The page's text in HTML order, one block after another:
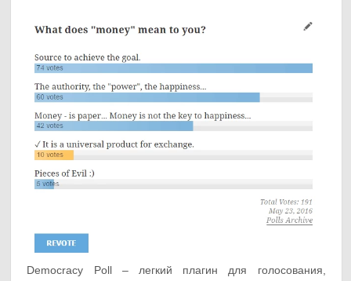
Democracy Poll – легкий плагин для голосования,